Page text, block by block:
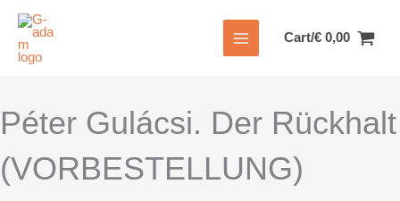
Zum
springen
Cart/€ 0,00
Péter Gulácsi. Der Rückhalt
(VORBESTELLUNG)